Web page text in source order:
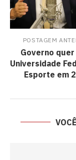
POSTAGEM
Governo
Universidade
Esporte em